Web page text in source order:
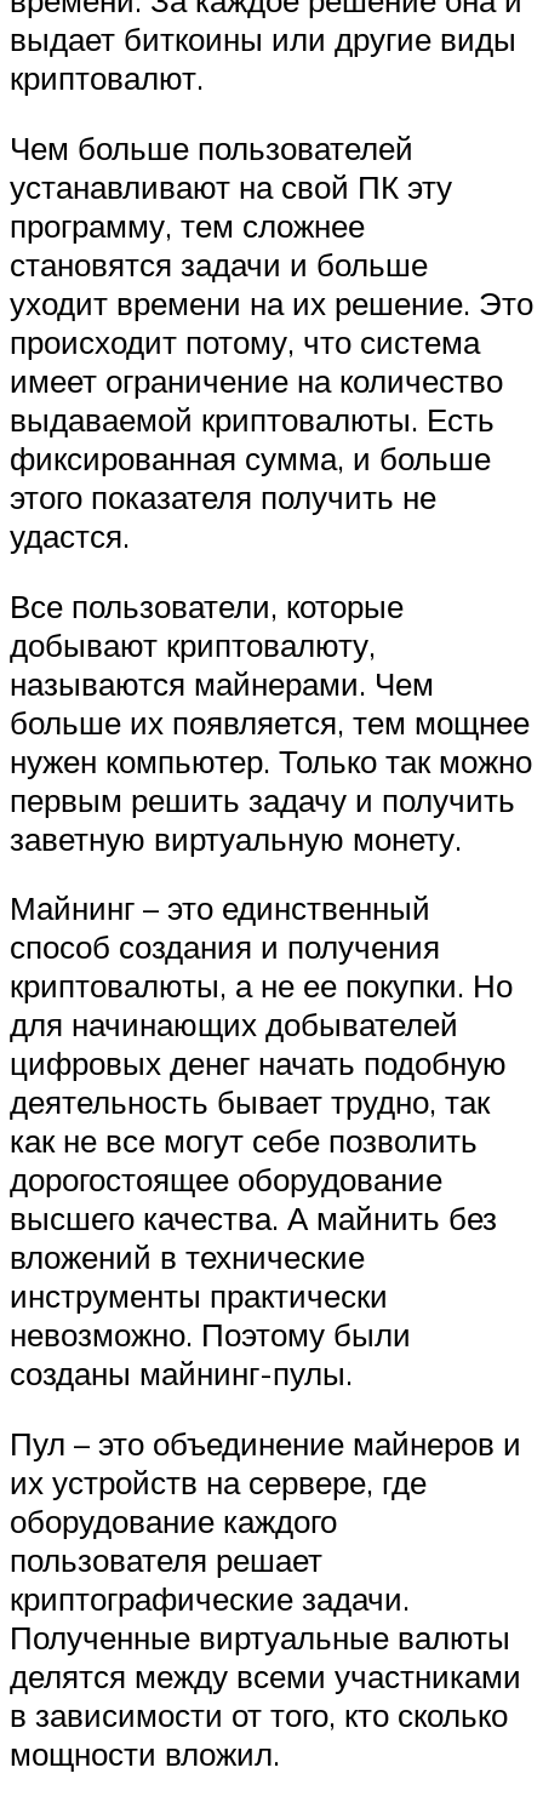
выдает биткоины или другие виды
криптовалют.
Чем больше пользователей
устанавливают на свой ПК эту
программу, тем сложнее
становятся задачи и больше
уходит времени на их решение. Это
происходит потому, что система
имеет ограничение на количество
выдаваемой криптовалюты. Есть
фиксированная сумма, и больше
этого показателя получить не
удастся.
Все пользователи, которые
добывают криптовалюту,
называются майнерами. Чем
больше их появляется, тем мощнее
нужен компьютер. Только так можно
первым решить задачу и получить
заветную виртуальную монету.
Майнинг – это единственный
способ создания и получения
криптовалюты, а не ее покупки. Но
для начинающих добывателей
цифровых денег начать подобную
деятельность бывает трудно, так
как не все могут себе позволить
дорогостоящее оборудование
высшего качества. А майнить без
вложений в технические
инструменты практически
невозможно. Поэтому были
созданы майнинг-пулы.
Пул – это объединение майнеров и
их устройств на сервере, где
оборудование каждого
пользователя решает
криптографические задачи.
Полученные виртуальные валюты
делятся между всеми участниками
в зависимости от того, кто сколько
мощности вложил.